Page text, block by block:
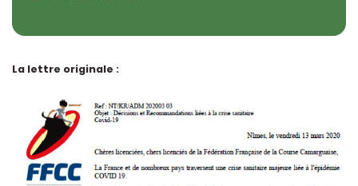
La lettre originale :